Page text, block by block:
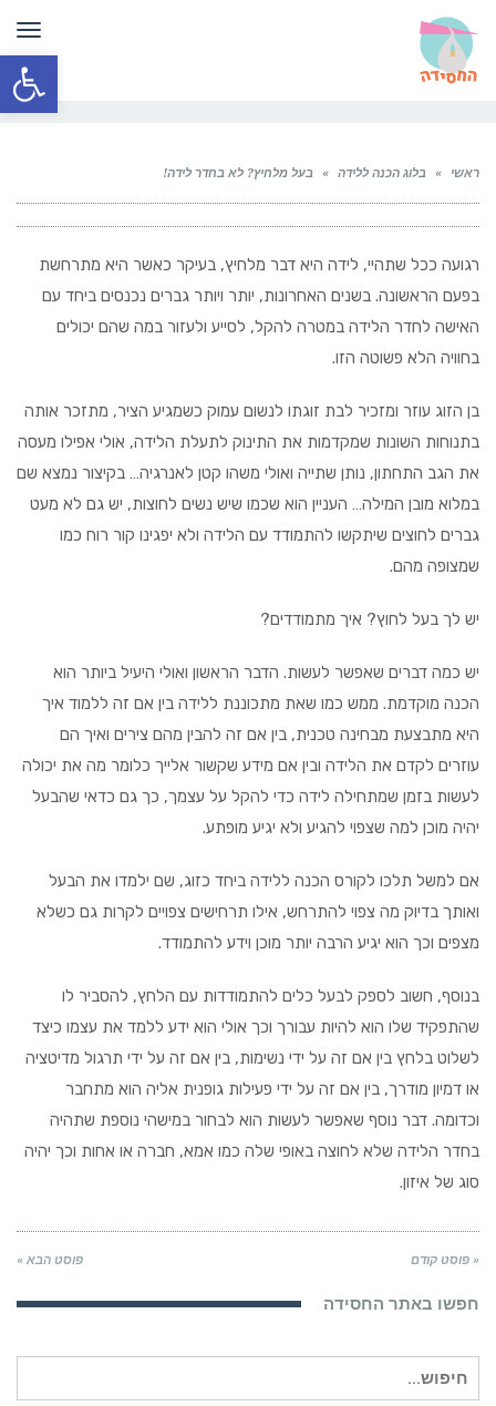
פתח
ראשי » בלוג הכנה ללידה » בעל מלחיץ? לא בחדר לידה!
רגועה ככל שתהיי, לידה היא דבר מלחיץ, בעיקר כאשר היא מתרחשת
בפעם הראשונה. בשנים האחרונות, יותר ויותר גברים נכנסים ביחד עם
האישה לחדר הלידה במטרה להקל, לסייע ולעזור במה שהם יכולים
בחוויה הלא פשוטה הזו.
בן הזוג עוזר ומזכיר לבת זוגתו לנשום עמוק כשמגיע הציר, מתזכר אותה
בתנוחות השונות שמקדמות את התינוק לתעלת הלידה, אולי אפילו מעסה
את הגב התחתון, נותן שתייה ואולי משהו קטן לאנרגיה… בקיצור נמצא שם
במלוא מובן המילה… העניין הוא שכמו שיש נשים לחוצות, יש גם לא מעט
גברים לחוצים שיתקשו להתמודד עם הלידה ולא יפגינו קור רוח כמו
שמצופה מהם.
יש לך בעל לחוץ? איך מתמודדים?
יש כמה דברים שאפשר לעשות. הדבר הראשון ואולי היעיל ביותר הוא
הכנה מוקדמת. ממש כמו שאת מתכוננת ללידה בין אם זה ללמוד איך
היא מתבצעת מבחינה טכנית, בין אם זה להבין מהם צירים ואיך הם
עוזרים לקדם את הלידה ובין אם מידע שקשור אלייך כלומר מה את יכולה
לעשות בזמן שמתחילה לידה כדי להקל על עצמך, כך גם כדאי שהבעל
יהיה מוכן למה שצפוי להגיע ולא יגיע מופתע.
אם למשל תלכו לקורס הכנה ללידה ביחד כזוג, שם ילמדו את הבעל
ואותך בדיוק מה צפוי להתרחש, אילו תרחישים צפויים לקרות גם כשלא
מצפים וכך הוא יגיע הרבה יותר מוכן וידע להתמודד.
בנוסף, חשוב לספק לבעל כלים להתמודדות עם הלחץ, להסביר לו
שהתפקיד שלו הוא להיות עבורך וכך אולי הוא ידע ללמד את עצמו כיצד
לשלוט בלחץ בין אם זה על ידי נשימות, בין אם זה על ידי תרגול מדיטציה
או דמיון מודרך, בין אם זה על ידי פעילות גופנית אליה הוא מתחבר
וכדומה. דבר נוסף שאפשר לעשות הוא לבחור במישהי נוספת שתהיה
בחדר הלידה שלא לחוצה באופי שלה כמו אמא, חברה או אחות וכך יהיה
סוג של איזון.
« פוסט קודם פוסט הבא »
חפשו באתר החסידה
עבור: